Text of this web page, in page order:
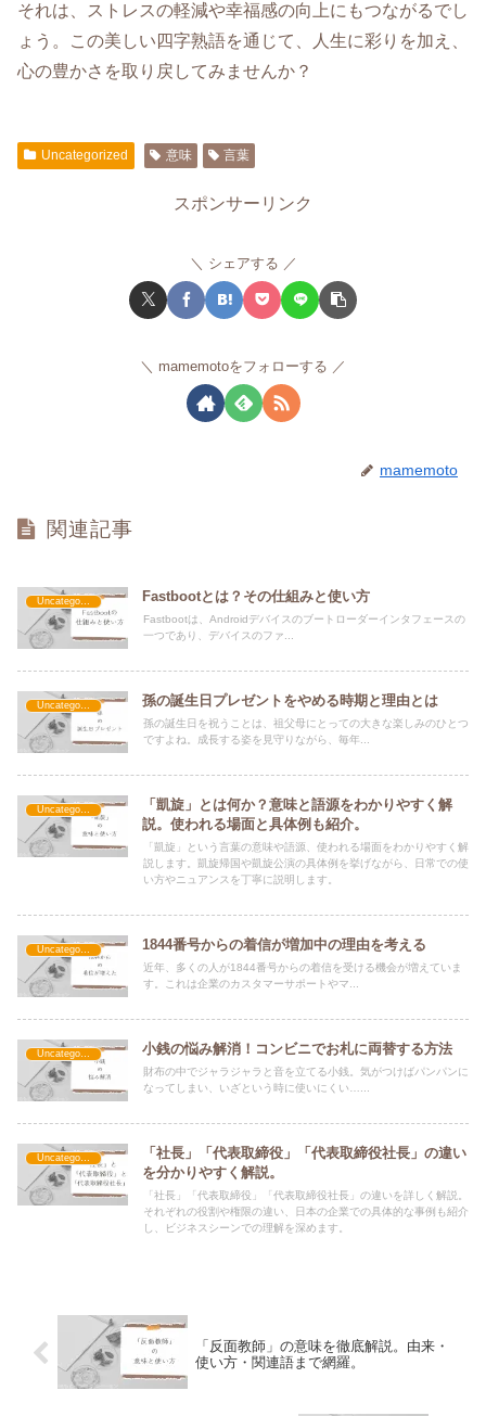
それは、ストレスの軽減や幸福感の向上にもつながるでし
ょう。この美しい四字熟語を通じて、人生に彩りを加え、
心の豊かさを取り戻してみませんか？
Uncategorized 意味 言葉
スポンサーリンク
シェアする
mamemotoをフォローする
mamemoto
関連記事
Uncategorized Fastbootとは？その仕組みと使い方
Fastbootは、Androidデバイスのブートローダーインタフェースの
一つであり、デバイスのファ...
Uncategorized 孫の誕生日プレゼントをやめる時期と理由とは
孫の誕生日を祝うことは、祖父母にとっての大きな楽しみのひとつ
ですよね。成長する姿を見守りながら、毎年...
Uncategorized
「凱旋」とは何か？意味と語源をわかりやすく解
説。使われる場面と具体例も紹介。
「凱旋」という言葉の意味や語源、使われる場面をわかりやすく解
説します。凱旋帰国や凱旋公演の具体例を挙げながら、日常での使
い方やニュアンスを丁寧に説明します。
Uncategorized 1844番号からの着信が増加中の理由を考える
近年、多くの人が1844番号からの着信を受ける機会が増えていま
す。これは企業のカスタマーサポートやマ...
小銭の悩み解消！コンビニでお札に両替する方法
財布の中でジャラジャラと音を立てる小銭。気がつけばパンパンに
なってしまい、いざという時に使いにくい…...
「社長」「代表取締役」「代表取締役社長」の違い
を分かりやすく解説。
「社長」「代表取締役」「代表取締役社長」の違いを詳しく解説。
それぞれの役割や権限の違い、日本の企業での具体的な事例も紹介
し、ビジネスシーンでの理解を深めます。
「反面教師」の意味を徹底解説。由来・
使い方・関連語まで網羅。